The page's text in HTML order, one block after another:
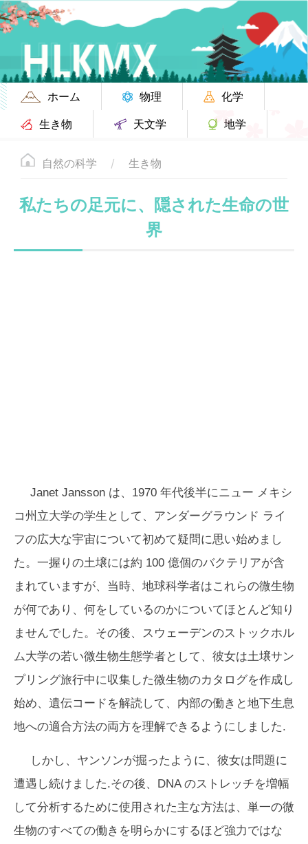
ホーム 物理
化学
生き物
天文学 地学
自然の科学 生き物
私たちの足元に、隠された生命の世
界
Janet Jansson は、1970 年代後半にニュー メキシ
コ州立大学の学生として、アンダーグラウンド ライ
フの広大な宇宙について初めて疑問に思い始めまし
た。一握りの土壌には約 100 億個のバクテリアが含
まれていますが、当時、地球科学者はこれらの微生物
が何であり、何をしているのかについてほとんど知り
ませんでした。その後、スウェーデンのストックホル
ム大学の若い微生物生態学者として、彼女は土壌サン
プリング旅行中に収集した微生物のカタログを作成し
始め、遺伝コードを解読して、内部の働きと地下生息
地への適合方法の両方を理解できるようにしました.
しかし、ヤンソンが掘ったように、彼女は問題に
遭遇し続けました.その後、DNA のストレッチを増幅
して分析するために使用された主な方法は、単一の微
生物のすべての働きを明らかにするほど強力ではな